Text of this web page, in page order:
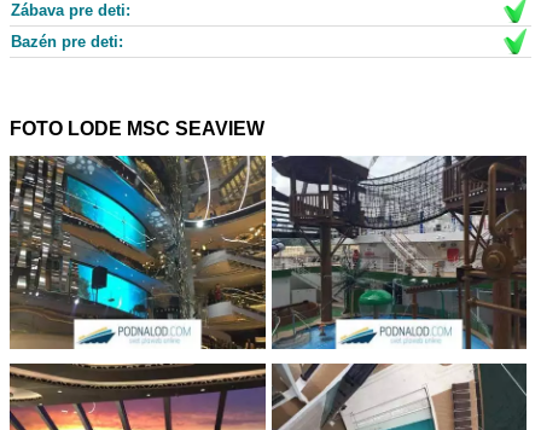
Zábava pre deti:
Bazén pre deti:
FOTO LODE MSC SEAVIEW